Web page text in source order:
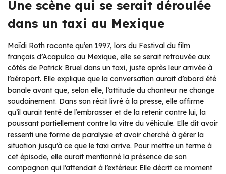
Une scène qui se serait déroulée
dans un taxi au Mexique
Maïdi Roth raconte qu’en 1997, lors du Festival du film
français d’Acapulco au Mexique, elle se serait retrouvée aux
côtés de Patrick Bruel dans un taxi, juste après leur arrivée à
l’aéroport. Elle explique que la conversation aurait d’abord été
banale avant que, selon elle, l’attitude du chanteur ne change
soudainement. Dans son récit livré à la presse, elle affirme
qu’il aurait tenté de l’embrasser et de la retenir contre lui, la
poussant partiellement contre la vitre du véhicule. Elle dit avoir
ressenti une forme de paralysie et avoir cherché à gérer la
situation jusqu’à ce que le taxi arrive. Pour mettre un terme à
cet épisode, elle aurait mentionné la présence de son
compagnon qui l’attendait à l’extérieur. Elle décrit ce moment